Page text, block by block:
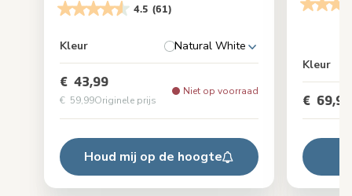
4.5 (61)
Kleur Natural White
€ 43,99
€ 59,99Originele prijs
Niet op voorraad
Houd mij op de hoogte
Kleur
€ 69,99